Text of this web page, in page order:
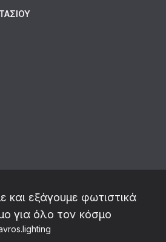
και εξάγουμε φωτιστικά
για όλο τον κόσμο